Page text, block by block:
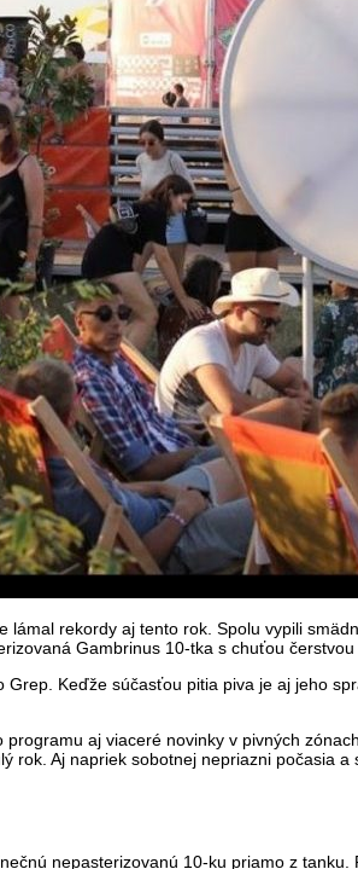
rekordy aj tento rok. Spolu vypili
Gambrinus 10-tka s chuťou čerstvou
Keďže súčasťou pitia piva je aj jeho
aj viaceré novinky v pivných
rok. Aj napriek sobotnej nepriazni počasia
nepasterizovanú 10-ku priamo z